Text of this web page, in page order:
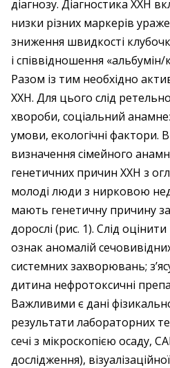
діагнозу. Діагностика ХХН
низки різних маркерів
зниження швидкості
і ­співвідношення «альбумін/
Разом із тим необхідно
ХХН. Для цього слід
хвороби, соціальний
умови, екологічні фактори.
визначення сімейного
генетичних причин ХХН з
молоді люди з нирковою
мають генетичну причину
дорослі (рис. 1). Слід
ознак аномалій
системних захворювань;
дитина нефротоксичні
Важливими є дані
результати лабораторних
сечі з мікроскопією осаду,
дослідження),